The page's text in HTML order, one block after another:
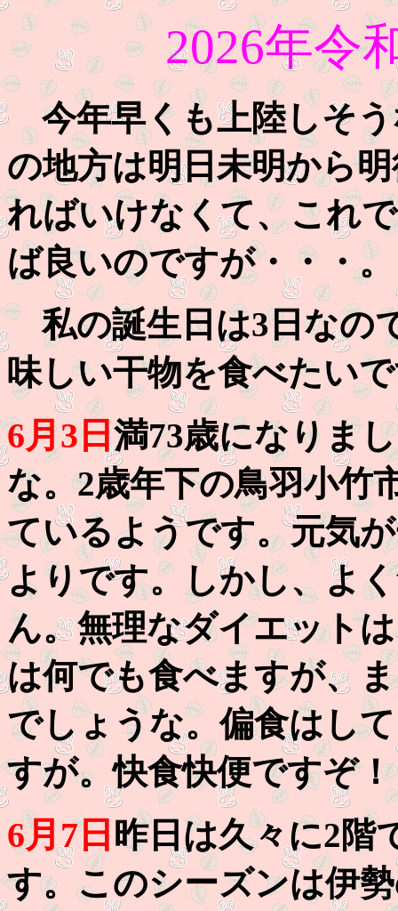
2026年令
今年早くも上陸しそう
の地方は明日未明から
ればいけなくて、これ
ば良いのですが・・・。
私の誕生日は3日なの
味しい干物を食べたい
6月3日満73歳になりま
な。2歳年下の鳥羽小竹
ているようです。元気
よりです。しかし、よ
ん。無理なダイエット
は何でも食べますが、
でしょうな。偏食はし
すが。快食快便ですぞ！
6月7日 昨日は久々に2階
す。このシーズンは伊